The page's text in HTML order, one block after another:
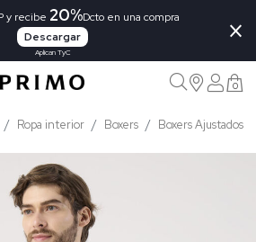
y recibe 20%Dcto en una compra
Descargar
Aplican TyC
×
0
Ropa interior Boxers Boxers Ajustados